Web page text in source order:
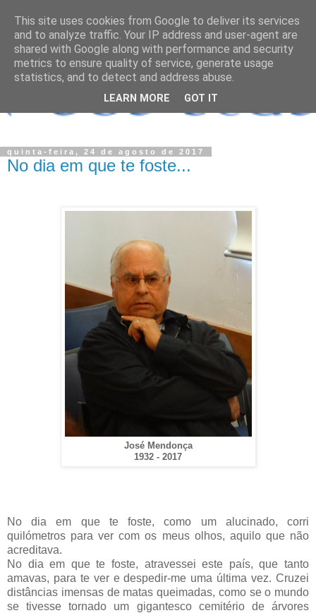
quinta-feira, 24 de agosto de 2017
No dia em que te foste...
José Mendonça
1932 - 2017
No dia em que te foste, como um alucinado, corri
quilómetros para ver com os meus olhos, aquilo que não
acreditava.
No dia em que te foste, atravessei este país, que tanto
amavas, para te ver e despedir-me uma última vez. Cruzei
distâncias imensas de matas queimadas, como se o mundo
se tivesse tornado um gigantesco cemitério de árvores
This site uses cookies from Google to deliver its services
and to analyze traffic. Your IP address and user-agent are
shared with Google along with performance and security
metrics to ensure quality of service, generate usage
statistics, and to detect and address abuse.
LEARN MORE GOT IT